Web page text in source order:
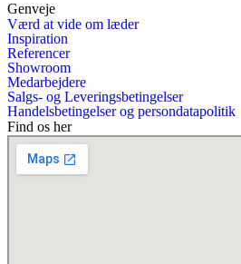
Genveje
Værd at vide om læder
Inspiration
Referencer
Showroom
Medarbejdere
Salgs- og Leveringsbetingelser
Handelsbetingelser og persondatapolitik
Find os her